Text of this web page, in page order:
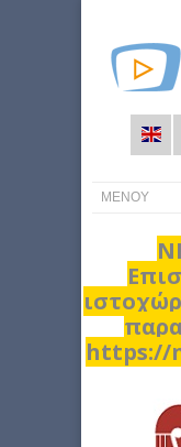
https://